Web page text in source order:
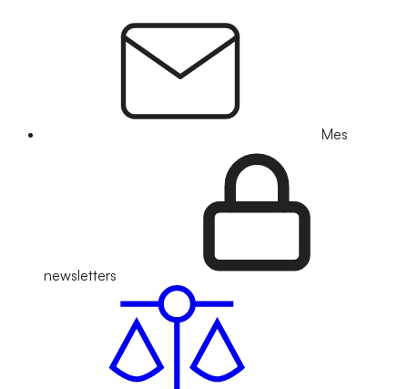
Mes
newsletters